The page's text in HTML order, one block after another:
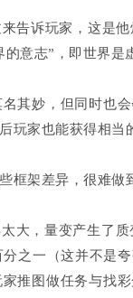
告诉玩家，这是
的意志”，即世界
其妙，但同时也
玩家也能获得相当
框架差异，很难做
，量变产生了质
之一（这并不是
推图做任务与找